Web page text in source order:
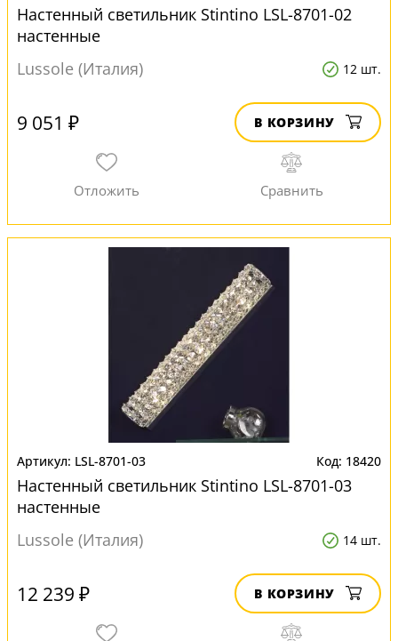
Настенный светильник Stintino LSL-8701-02
настенные
Lussole (Италия)
12 шт.
9 051 ₽ В КОРЗИНУ
LSL-8701-03 18420
Настенный светильник Stintino LSL-8701-03
настенные
Lussole (Италия)
14 шт.
12 239 ₽ В КОРЗИНУ